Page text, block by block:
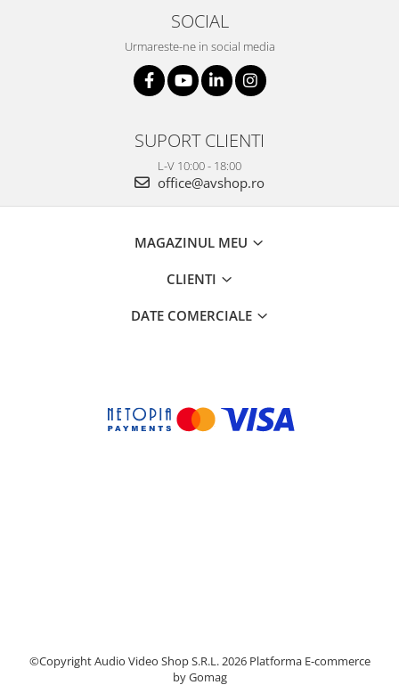
SOCIAL
Urmareste-ne in social media
SUPORT CLIENTI
L-V 10:00 - 18:00
office@avshop.ro
MAGAZINUL MEU
CLIENTI
DATE COMERCIALE